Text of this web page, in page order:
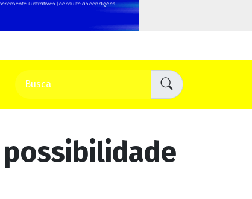
possibilidade